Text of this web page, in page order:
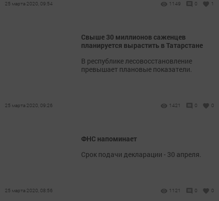
25 марта 2020, 09:54 1149 0 1
Свыше 30 миллионов саженцев
планируется вырастить в Татарстане
В республике лесовосстановление
превышает плановые показатели.
25 марта 2020, 09:26 1421 0 0
ФНС напоминает
Срок подачи декларации - 30 апреля.
25 марта 2020, 08:56 1121 0 0